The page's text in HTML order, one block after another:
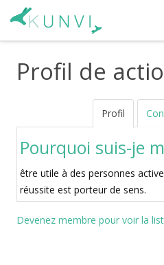
Profil de
Profil
Pourquoi suis-je
être utile à des personnes
réussite est porteur de sens.
Devenez membre pour voir la